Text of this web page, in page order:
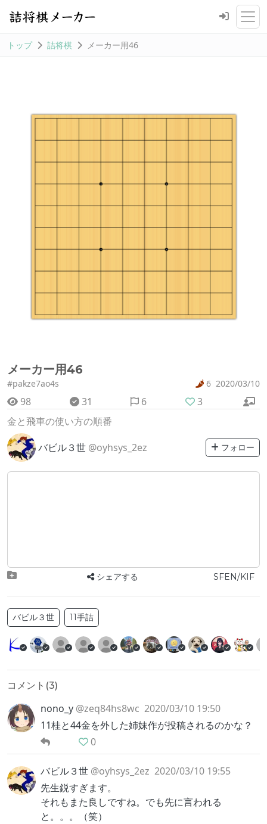
トップ 詰将棋 メーカー用46
メーカー用46
#pakze7ao4s 6 2020/03/10
98 31 6
3
金と飛車の使い方の順番
バビル３世 @oyhsys_2ez フォロー
シェアする SFEN/KIF
バビル３世 11手詰
コメント(3)
nono_y @zeq84hs8wc 2020/03/10 19:50
11桂と44金を外した姉妹作が投稿されるのかな？
0
バビル３世 @oyhsys_2ez 2020/03/10 19:55
先生鋭すぎます。
それもまた良しですね。でも先に言われる
と。。。（笑）